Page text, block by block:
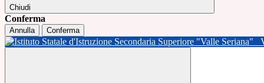
Chiudi
Conferma
Annulla Conferma